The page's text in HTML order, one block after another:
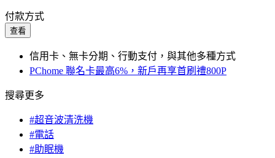
付款方式
查看
信用卡、無卡分期、行動支付，與其他多種方式
PChome 聯名卡最高6%，新戶再享首刷禮800P
搜尋更多
#超音波清洗機
#電話
#助眠機